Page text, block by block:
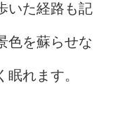
いた経路も記
色を蘇らせな
れます。